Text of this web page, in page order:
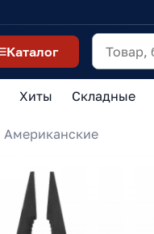
Каталог
Хиты Складные
Американские